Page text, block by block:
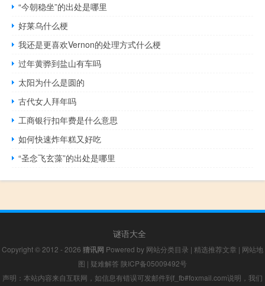
“今朝稳坐”的出处是哪里
好莱乌什么梗
我还是更喜欢Vernon的处理方式什么梗
过年黄骅到盐山有车吗
太阳为什么是圆的
古代女人拜年吗
工商银行扣年费是什么意思
如何快速炸年糕又好吃
“圣念飞玄藻”的出处是哪里
谜语大全
Copyright © 2012 - 2026 猜讯网 Powered by 网站分类目录 | 精选推荐文章 | 网站地
图 | 疑难解答 陕ICP备05009492号
声明：本站内容来自互联网，如信息有错误可发邮件到f_fb#foxmail.com说明，我们